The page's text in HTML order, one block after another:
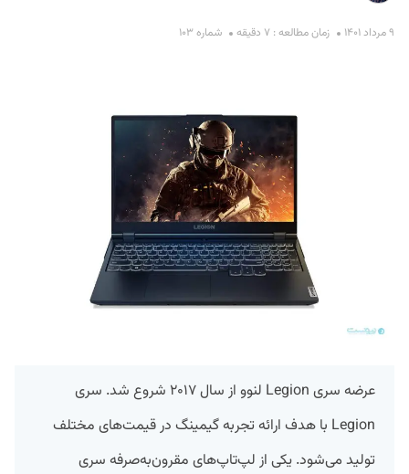
۹ مرداد ۱۴۰۱ زمان مطالعه : ۷ دقیقه شماره ۱۰۳
عرضه سری Legion لنوو از سال ۲۰۱۷ شروع شد. سری
Legion با هدف ارائه تجربه گیمینگ در قیمت‌های مختلف
تولید می‌شود. یکی از لپ‌تاپ‌های مقرون‌به‌صرفه سری